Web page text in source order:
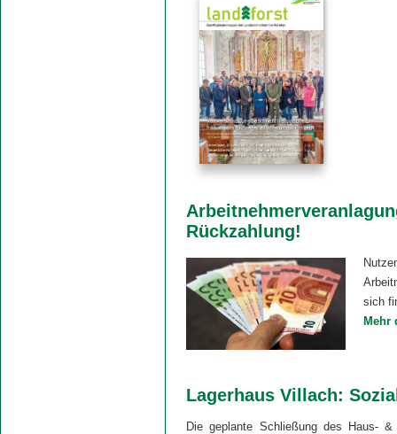
Rückzahlung!
sich
Mehr
Lagerhaus Villach:
Die geplante Schließung des Haus-